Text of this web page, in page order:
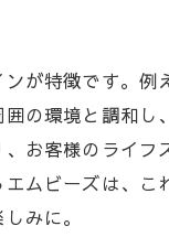
が特徴です。例
の環境と調和し
お客様のライフ
ムビーズは、こ
みに。